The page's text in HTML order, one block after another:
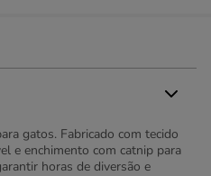
gatos. Fabricado com tecido
e enchimento com catnip para
horas de diversão e